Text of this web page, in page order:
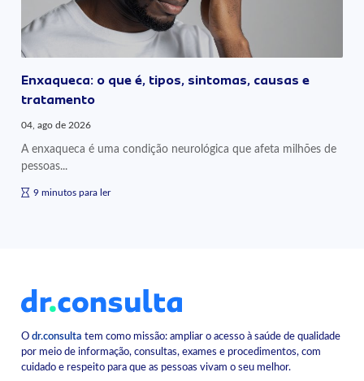
Enxaqueca: o que é, tipos, sintomas, causas e
tratamento
04, ago de 2026
A enxaqueca é uma condição neurológica que afeta milhões de
pessoas...
9 minutos para ler
Odr.consulta tem como missão: ampliar o acesso à saúde de qualidade
por meio de informação, consultas, exames e procedimentos, com
cuidado e respeito para que as pessoas vivam o seu melhor.